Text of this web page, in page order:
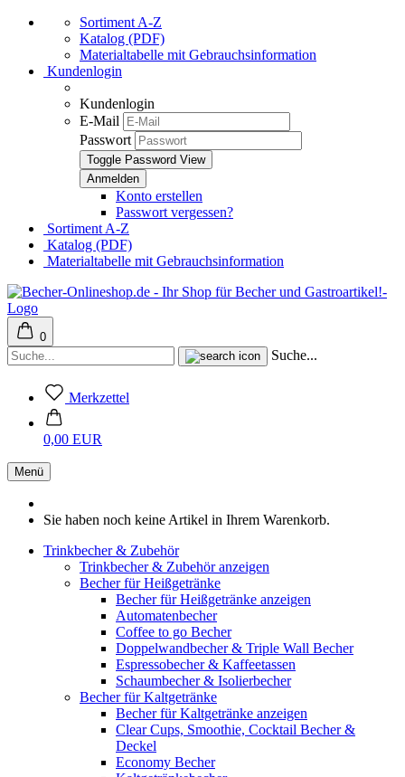
Sortiment A-Z
Katalog (PDF)
Materialtabelle mit Gebrauchsinformation
Kundenlogin
Kundenlogin
E-Mail
Passwort
Toggle Password View
Konto erstellen
Passwort vergessen?
Sortiment A-Z
Katalog (PDF)
Materialtabelle mit Gebrauchsinformation
0
Suche...
Merkzettel
0,00 EUR
Menü
Sie haben noch keine Artikel in Ihrem Warenkorb.
Trinkbecher & Zubehör
Trinkbecher & Zubehör anzeigen
Becher für Heißgetränke
Becher für Heißgetränke anzeigen
Automatenbecher
Coffee to go Becher
Doppelwandbecher & Triple Wall Becher
Espressobecher & Kaffeetassen
Schaumbecher & Isolierbecher
Becher für Kaltgetränke
Becher für Kaltgetränke anzeigen
Clear Cups, Smoothie, Cocktail Becher &
Deckel
Economy Becher